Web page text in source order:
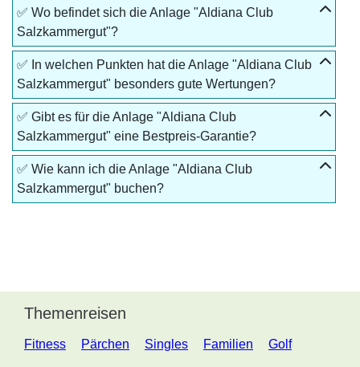
✅ Wo befindet sich die Anlage "Aldiana Club
Salzkammergut"?
✅ In welchen Punkten hat die Anlage "Aldiana Club
Salzkammergut" besonders gute Wertungen?
✅ Gibt es für die Anlage "Aldiana Club
Salzkammergut" eine Bestpreis-Garantie?
✅ Wie kann ich die Anlage "Aldiana Club
Salzkammergut" buchen?
Themenreisen
Fitness Pärchen Singles Familien Golf